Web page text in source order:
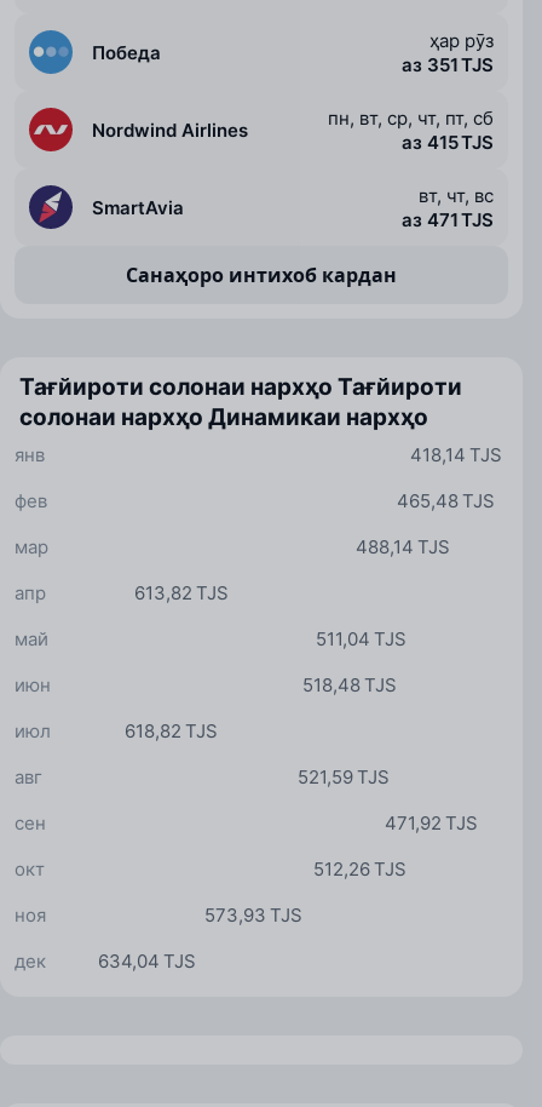
Победа
ҳар рӯз
аз 351 TJS
Nordwind Airlines
пн, вт, ср, чт, пт, сб
аз 415 TJS
SmartAvia
вт, чт, вс
аз 471 TJS
Санаҳоро интихоб кардан
Тағйироти солонаи нархҳо Тағйироти
солонаи нархҳо Динамикаи нархҳо
418,14 TJS
янв
465,48 TJS
фев
488,14 TJS
мар
613,82 TJS
апр
511,04 TJS
май
518,48 TJS
июн
618,82 TJS
июл
521,59 TJS
авг
471,92 TJS
сен
512,26 TJS
окт
573,93 TJS
ноя
634,04 TJS
дек